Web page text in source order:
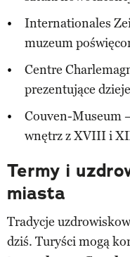
Internationales
muzeum
Centre
prezentujące
Couven-Museum
wnętrz z XVIII i
Termy i
miasta
Tradycje
dziś. Turyści mogą